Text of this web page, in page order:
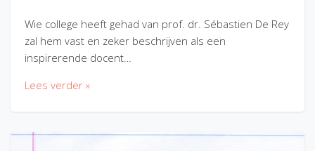
Wie college heeft gehad van prof. dr. Sébastien De Rey
zal hem vast en zeker beschrijven als een
inspirerende docent…
Lees verder »